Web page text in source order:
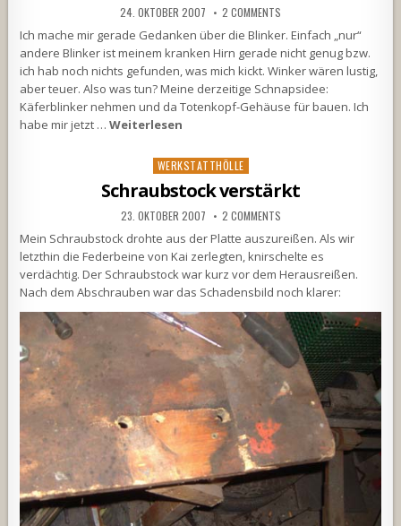
24. OKTOBER 2007 2 COMMENTS
Ich mache mir gerade Gedanken über die Blinker. Einfach „nur“
andere Blinker ist meinem kranken Hirn gerade nicht genug bzw.
ich hab noch nichts gefunden, was mich kickt. Winker wären lustig,
aber teuer. Also was tun? Meine derzeitige Schnapsidee:
Käferblinker nehmen und da Totenkopf-Gehäuse für bauen. Ich
habe mir jetzt …Weiterlesen
Posted
in
WERKSTATTHÖLLE
Schraubstock verstärkt
23. OKTOBER 2007 2 COMMENTS
Mein Schraubstock drohte aus der Platte auszureißen. Als wir
letzthin die Federbeine von Kai zerlegten, knirschelte es
verdächtig. Der Schraubstock war kurz vor dem Herausreißen.
Nach dem Abschrauben war das Schadensbild noch klarer: